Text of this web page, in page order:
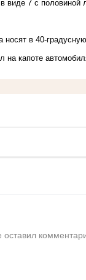
виде 7 с
в 40-
капоте